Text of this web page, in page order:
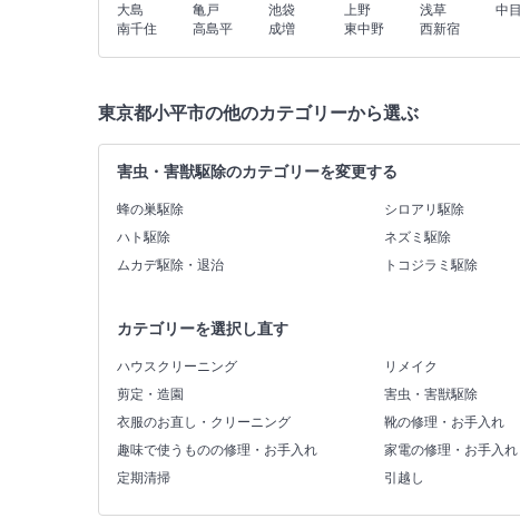
大島
亀戸 池袋 上野 浅草 中
南千住
高島平 成増 東中野 西新宿
東京都小平市の他のカテゴリーから選ぶ
害虫・害獣駆除のカテゴリーを変更する
蜂の巣駆除 シロアリ駆除
ハト駆除
ネズミ駆除
ムカデ駆除・退治
トコジラミ駆除
カテゴリーを選択し直す
ハウスクリーニング リメイク
剪定・造園
害虫・害獣駆除
衣服のお直し・クリーニング
靴の修理・お手入れ
趣味で使うものの修理・お手入れ
家電の修理・お手入れ
定期清掃
引越し